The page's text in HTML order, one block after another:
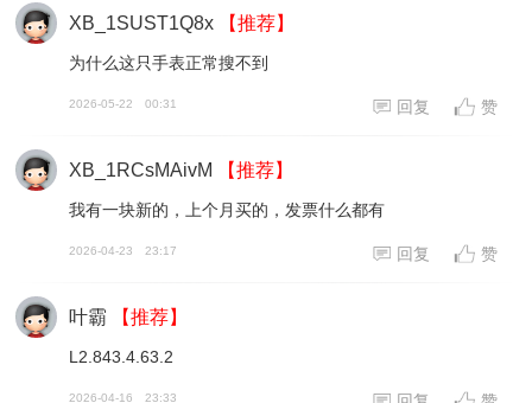
XB_1SUST1Q8x 【推荐】
为什么这只手表正常搜不到
2026-05-22 00:31 回复 赞
XB_1RCsMAivM 【推荐】
我有一块新的，上个月买的，发票什么都有
2026-04-23 23:17 回复 赞
叶霸 【推荐】
L2.843.4.63.2
2026-04-16 23:33